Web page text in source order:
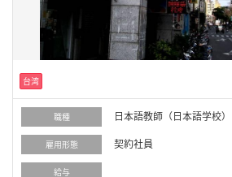
台湾
職種 日本語教師（日本語学校）
雇用形態 契約社員
給与